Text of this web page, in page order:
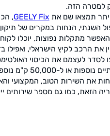
למטרה הזה.
תמצאו שם את GEELY Fix
,
השנתי, הנחות במקרים של
מתקלות נפוצות, יוכלו
את הרכב לקיץ הישראלי,
לסדר לעצמם את הכיסוי
ל-50,000 ק"מ נוספים מעבר לחבילת האחריות הרגילה שמעניקה
את השירות הטוב, המקצועי
הזאת, כמו גם מספר שירותים